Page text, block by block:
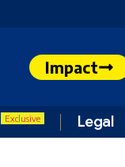
Impact
Exclusive Legal